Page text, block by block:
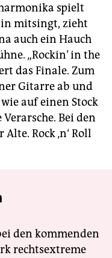
spielt
mitsingt, zieht
auch ein Hauch
„Rockin’ in the
das Finale. Zum
Gitarre ab und
auf einen Stock
Bei den
Rock ‚n‘ Roll
den kommenden
rechtsextreme